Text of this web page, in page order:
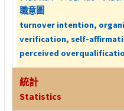
職意圖
turnover intention,
verification, self-
perceived
統計
Statistics